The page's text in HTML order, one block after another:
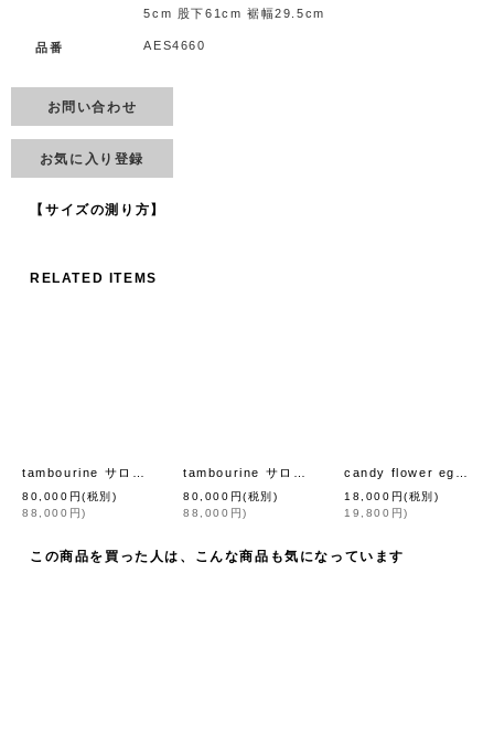
5cm 股下61cm 裾幅29.5cm
品番 AES4660
お問い合わせ
お気に入り登録
【サイズの測り方】
RELATED ITEMS
[ mina perhonen ]
80,000 円(税別)
88,000 円)
[mina
80,000 円(税別)
88,000 円)
18,000 円(税別)
19,800 円)
この商品を買った人は、こんな商品も気になっています